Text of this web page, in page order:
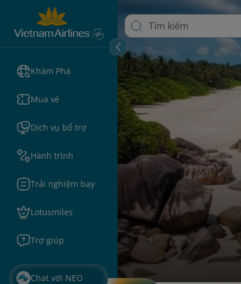
Khám Phá
Mua vé
Dịch vụ bổ trợ
Hành trình
Trải nghiệm bay
Lotusmiles
Trợ giúp
Chat với NEO